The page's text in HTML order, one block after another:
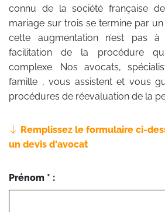
connu de la société française
mariage sur trois se termine par
cette augmentation n’est pas
facilitation de la procédure
complexe. Nos avocats,
famille , vous assistent et vous
procédures de réevaluation de la
Remplissez le formulaire ci-
un devis d'avocat
Prénom * :